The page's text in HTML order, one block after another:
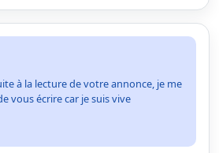
à la lecture de votre annonce, je me
vous écrire car je suis vive